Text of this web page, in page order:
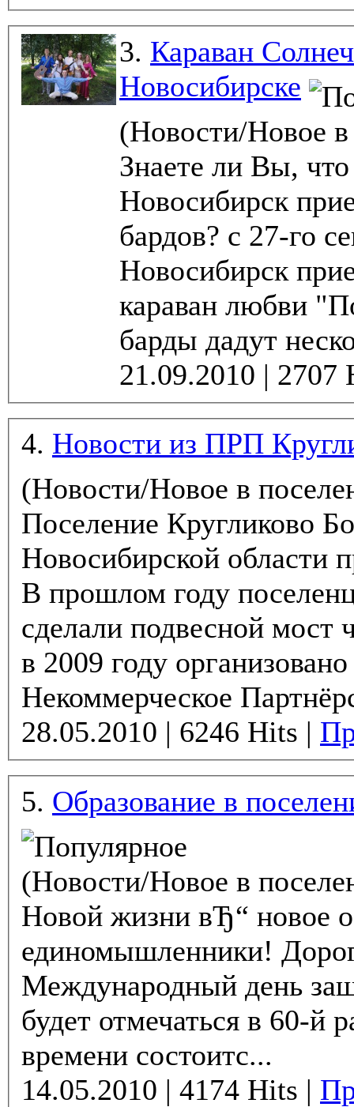
3. Караван
Новосибирске
(Новости/Новое
Знаете ли Вы,
Новосибирск
бардов? c 27-го сентября по 1-е октября к нам в
Новосибирск
караван любви
барды дадут
4. Новости из ПРП
(Новости/Новое в
Поселение Кругликово
Новосибирской области
В прошлом году
сделали подвесной мост
в 2009 году
Некоммерческое
28.05.2010 | 6246 Hits |
5. Образование в
(Новости/Новое в
Новой жизни вЂ“ новое
единомышленники!
Международный день
будет отмечаться в 60-й
времени состоитс...
14.05.2010 | 4174 Hits |